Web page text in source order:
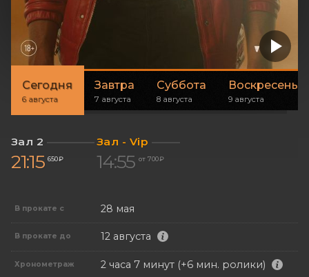
Сегодня
6 августа
Завтра
7 августа
Суббота
8 августа
Воскресенье
9 августа
Зал 2
21:15 650 ₽
Зал - Vip
14:55 от 700 ₽
В прокате с 28 мая
В прокате до 12 августа
Хронометраж 2 часа 7 минут (+6 мин. ролики)